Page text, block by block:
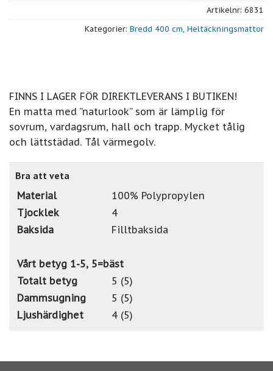
Artikelnr: 6831
Kategorier: Bredd 400 cm, Heltäckningsmattor
FINNS I LAGER FÖR DIREKTLEVERANS I BUTIKEN!
En matta med ”naturlook” som är lämplig för
sovrum, vardagsrum, hall och trapp. Mycket tålig
och lättstädad. Tål värmegolv.
Bra att veta
Material
100% Polypropylen
Tjocklek
4
Baksida
Filltbaksida
Vårt betyg 1-5, 5=bäst
Totalt betyg
5 (5)
Dammsugning
5 (5)
Ljushärdighet
4 (5)